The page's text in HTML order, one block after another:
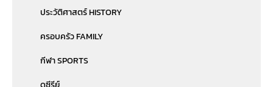
ประวัติศาสตร์ HISTORY
ครอบครัว FAMILY
กีฬา SPORTS